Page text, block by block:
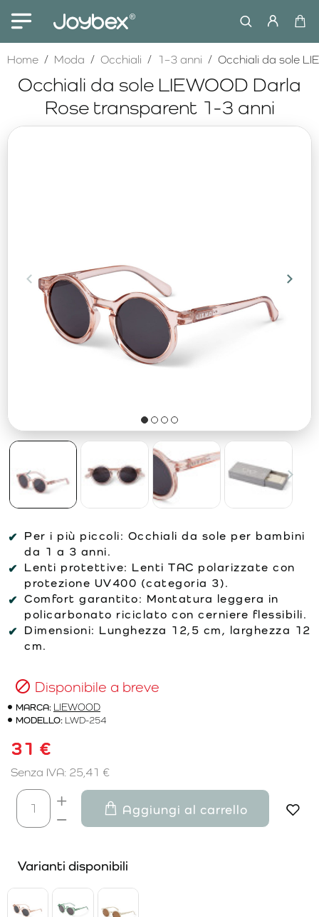
Occhiali da sole LIEWOOD Darla
Rose transparent 1-3 anni
HomehomeModa Occhiali 1–3 anni Occhiali da sole
Per i più piccoli: Occhiali da sole per bambini
da 1 a 3 anni.
Lenti protettive: Lenti TAC polarizzate con
protezione UV400 (categoria 3).
Comfort garantito: Montatura leggera in
policarbonato riciclato con cerniere flessibili.
Dimensioni: Lunghezza 12,5 cm, larghezza 12
cm.
Disponibile a breve
MARCA: LIEWOOD
MODELLO: LWD-254
31 €
Senza IVA: 25,41 €
Aggiungi al carrello
Varianti disponibili